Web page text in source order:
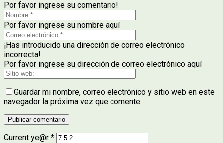
Por favor ingrese su comentario!
Por favor ingrese su nombre aquí
¡Has introducido una dirección de correo electrónico
incorrecta!
Por favor ingrese su dirección de correo electrónico aquí
Guardar mi nombre, correo electrónico y sitio web en este
navegador la próxima vez que comente.
Current ye@r *